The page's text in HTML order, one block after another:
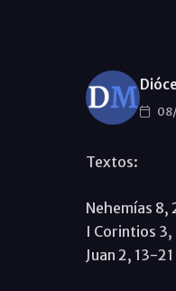
Textos:
Nehemías 8,
I Corintios 3,
Juan 2, 13-21